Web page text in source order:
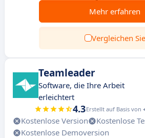
Mehr erfahren
Vergleichen Sie
Teamleader
Software, die Ihre Arbeit
erleichtert
4.3Erstellt auf Basis von
Kostenlose Version
Kostenlose
Kostenlose Demoversion